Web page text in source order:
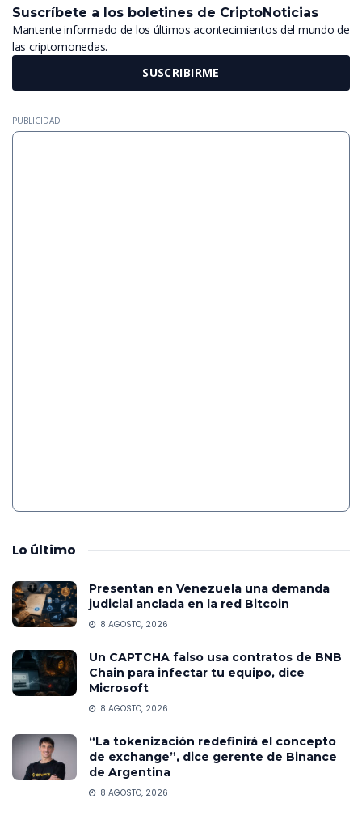
Suscríbete a los boletines de CriptoNoticias
Mantente informado de los últimos acontecimientos del mundo de
las criptomonedas.
SUSCRIBIRME
PUBLICIDAD
Lo último
Presentan en Venezuela una demanda
judicial anclada en la red Bitcoin
8 AGOSTO, 2026
Un CAPTCHA falso usa contratos de BNB
Chain para infectar tu equipo, dice
Microsoft
8 AGOSTO, 2026
“La tokenización redefinirá el concepto
de exchange”, dice gerente de Binance
de Argentina
8 AGOSTO, 2026